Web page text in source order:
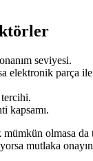
seviyesi.
elektronik parça
kapsamı.
olmasa
mutlaka